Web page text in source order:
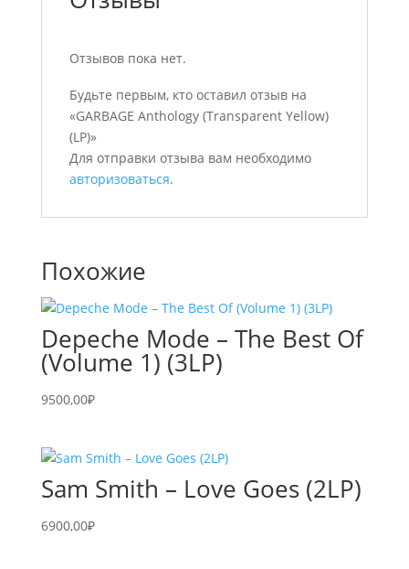
Отзывов пока нет.
Будьте первым, кто оставил отзыв на
«GARBAGE Anthology (Transparent Yellow)
(LP)»
Для отправки отзыва вам необходимо
авторизоваться.
Похожие
Depeche Mode – The Best Of
(Volume 1) (3LP)
9500,00₽
Sam Smith – Love Goes (2LP)
6900,00₽